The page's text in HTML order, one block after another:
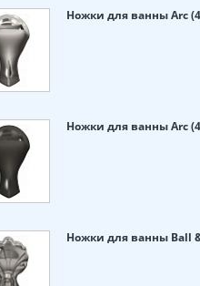
Ножки для ванны Arc
Ножки для ванны Arc
Ножки для ванны Ball